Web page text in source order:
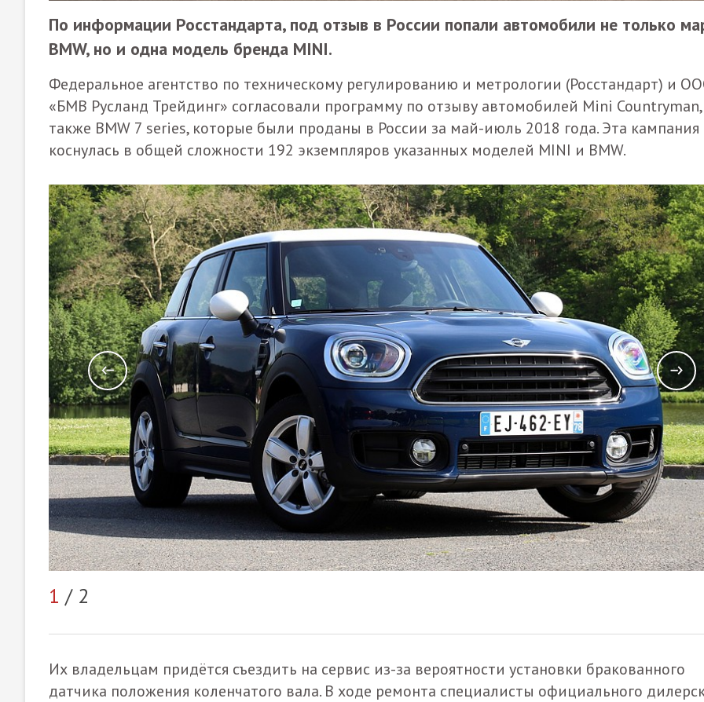
По информации Росстандарта, под отзыв в России попали автомобили не только
BMW, но и одна модель бренда MINI.
Федеральное агентство по техническому регулированию и метрологии (Росстандарт) и
«БМВ Русланд Трейдинг» согласовали программу по отзыву автомобилей Mini
также BMW 7 series, которые были проданы в России за май-июль 2018 года. Эта кампания
коснулась в общей сложности 192 экземпляров указанных моделей MINI и BMW.
1 / 2
Их владельцам придётся съездить на сервис из-за вероятности установки бракованного
датчика положения коленчатого вала. В ходе ремонта специалисты официального